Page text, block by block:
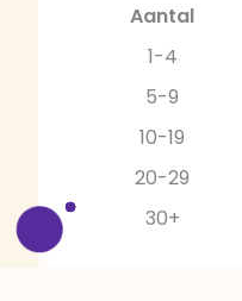
Aantal
1-4
5-9
10-19
20-29
30+